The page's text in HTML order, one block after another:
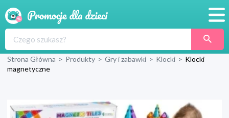
Produkty
Blog
Strona Główna > Produkty > Gry i zabawki > Klocki > Klocki
magnetyczne